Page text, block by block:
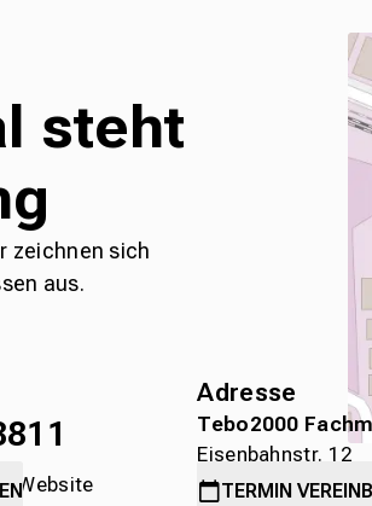
steht
zeichnen sich
aus.
Website
Adresse
Tebo2000
Eisenbahnstr. 12
78315 Radolfzell
TERMIN